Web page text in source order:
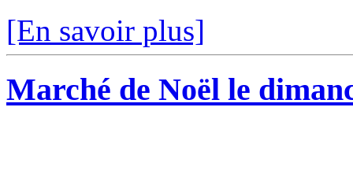
[En savoir plus]
Marché de Noël le